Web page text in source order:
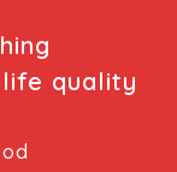
อกไปยังทวีปอื่น
เทศสหรัฐอเมริกา
จาก AKC ในปี
quality